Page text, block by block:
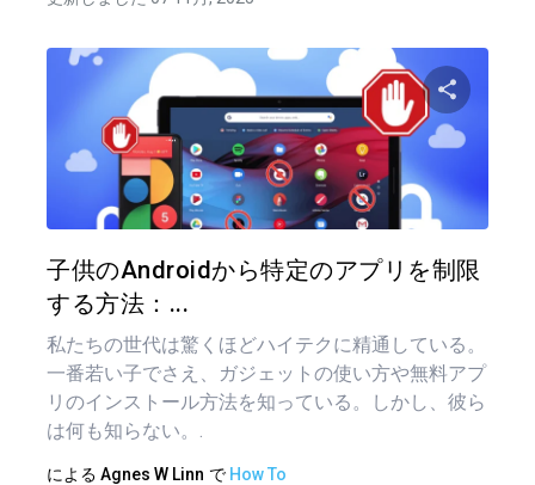
この記
子供のAndroidから特定のアプリを制限
する方法：...
私たちの世代は驚くほどハイテクに精通している。
一番若い子でさえ、ガジェットの使い方や無料アプ
リのインストール方法を知っている。しかし、彼ら
は何も知らない。.
による Agnes W Linn で How To
ビ